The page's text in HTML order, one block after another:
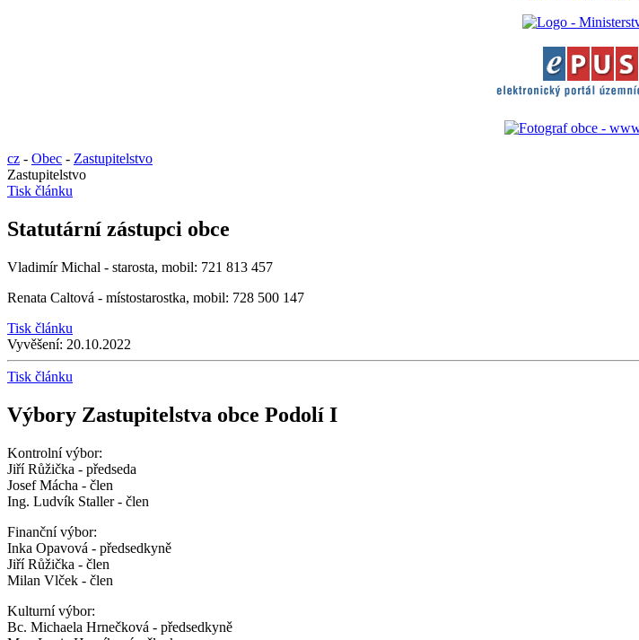
cz - Obec - Zastupitelstvo
Zastupitelstvo
Tisk článku
Statutární zástupci obce
Vladimír Michal - starosta, mobil: 721 813 457
Renata Caltová - místostarostka, mobil: 728 500 147
Tisk článku
Vyvěšení: 20.10.2022
Tisk článku
Výbory Zastupitelstva obce Podolí I
Kontrolní výbor:
Jiří Růžička - předseda
Josef Mácha - člen
Ing. Ludvík Staller - člen
Finanční výbor:
Inka Opavová - předsedkyně
Jiří Růžička - člen
Milan Vlček - člen
Kulturní výbor:
Bc. Michaela Hrnečková - předsedkyně